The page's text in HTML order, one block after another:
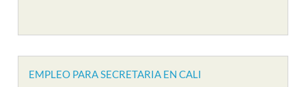
EMPLEO PARA SECRETARIA EN CALI